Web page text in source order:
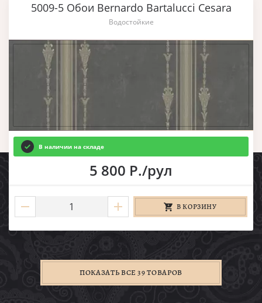
5009-5 Обои Bernardo Bartalucci Cesara
Водостойкие
В наличии на складе
5 800 Р./рул
В КОРЗИНУ
ПОКАЗАТЬ ВСЕ 39 ТОВАРОВ